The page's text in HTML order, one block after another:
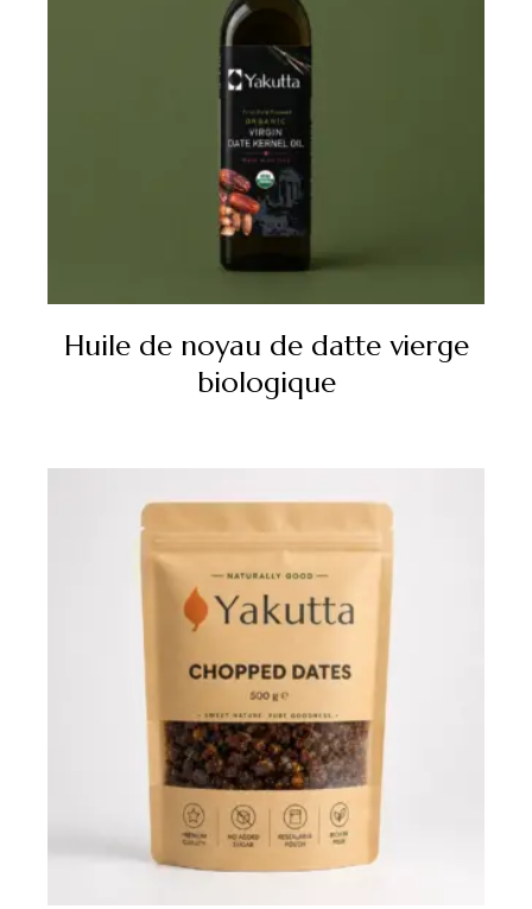
Huile de noyau de datte vierge
biologique